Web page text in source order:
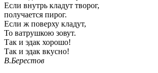
Если внутрь кладут творог,
получается пирог.
Если ж поверху кладут,
То ватрушкою зовут.
Так и эдак хорошо!
Так и эдак вкусно!
В.Берестов